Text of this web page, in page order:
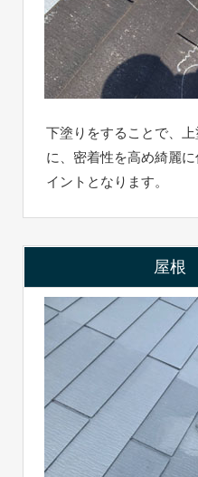
下塗りをすることで、
に、密着性を高め綺麗
イントとなります。
屋根